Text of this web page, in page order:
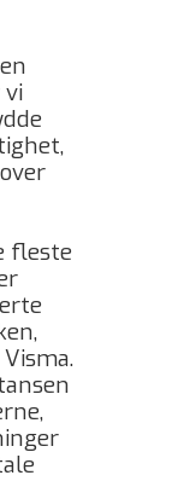
vi
fleste